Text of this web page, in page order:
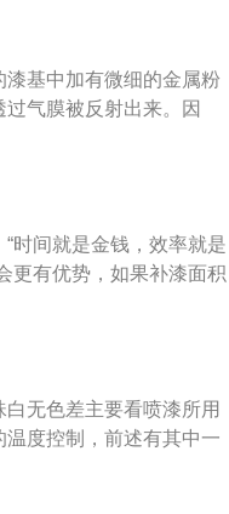
、色漆、清漆等多层处
达到最理想的效果，处
基中加有微细的金属粉
气膜被反射出来。因
给人们一种愉悦、轻
珠漆：具有深度感、立
出油漆底层的颜色，所
所以不具备这一特征。
时间就是金钱，效率就是
更有优势，如果补漆面积
人流量也比较多，维修
，现在外边一些专业的
最好的选择。补漆价
是4s店价格较高一些，
无色差主要看喷漆所用
度控制，前述有其中一
出现色差，但不一定必